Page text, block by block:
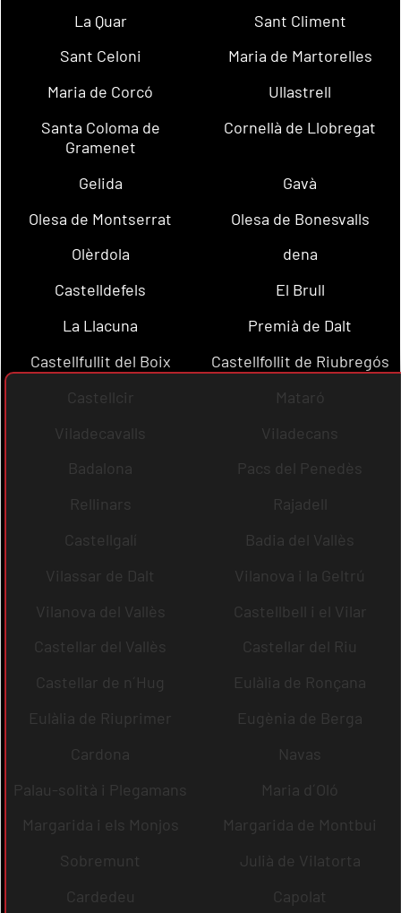
La Quar
Sant Climent
Sant Celoni
Maria de Martorelles
Maria de Corcó
Ullastrell
Santa Coloma de
Gramenet
Cornellà de Llobregat
Gelida
Gavà
Olesa de Montserrat
Olesa de Bonesvalls
Olèrdola
dena
Castelldefels
El Brull
La Llacuna
Premià de Dalt
Castellfullit del Boix
Castellfollit de Riubregós
Castellcir
Mataró
Viladecavalls
Viladecans
Badalona
Pacs del Penedès
Rellinars
Rajadell
Castellgalí
Badia del Vallès
Vilassar de Dalt
Vilanova i la Geltrú
Vilanova del Vallès
Castellbell i el Vilar
Castellar del Vallès
Castellar del Riu
Castellar de n´Hug
Eulàlia de Ronçana
Eulàlia de Riuprimer
Eugènia de Berga
Cardona
Navas
Palau-solità i Plegamans
Maria d´Oló
Margarida i els Monjos
Margarida de Montbui
Sobremunt
Julià de Vilatorta
Cardedeu
Capolat